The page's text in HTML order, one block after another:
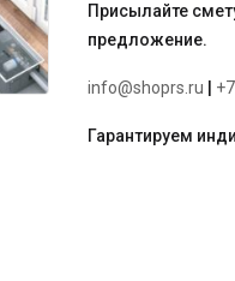
Присылайте
предложение.
info@shoprs.ru
Гарантируем